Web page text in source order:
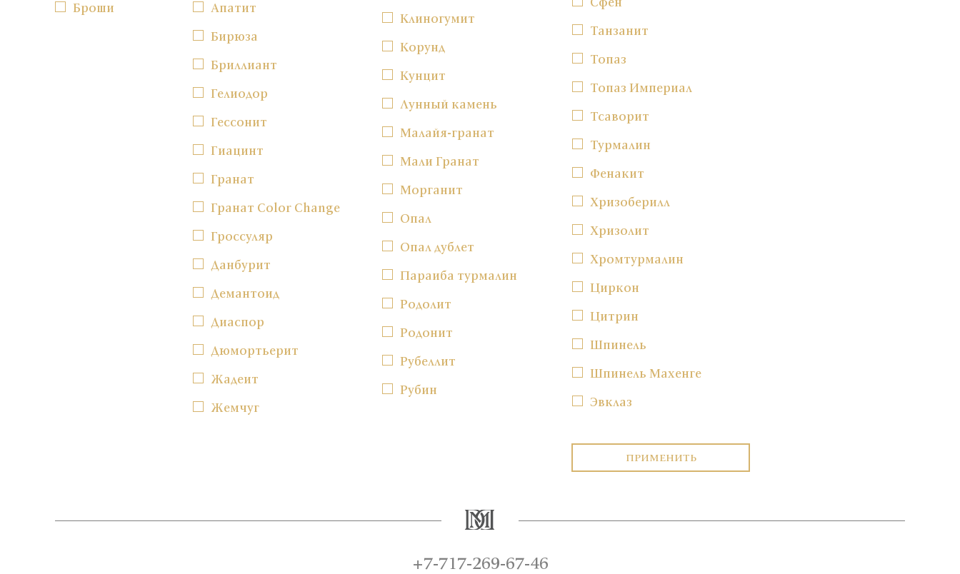
Броши
Апатит
Бирюза
Бриллиант
Гелиодор
Гессонит
Гиацинт
Гранат
Гранат Color Change
Гроссуляр
Данбурит
Демантоид
Диаспор
Дюмортьерит
Жадеит
Жемчуг
Клиногумит
Корунд
Кунцит
Лунный камень
Малайя-гранат
Мали Гранат
Морганит
Опал
Опал дублет
Параиба турмалин
Родолит
Родонит
Рубеллит
Рубин
Танзанит
Топаз
Топаз Империал
Тсаворит
Турмалин
Фенакит
Хризоберилл
Хризолит
Хромтурмалин
Циркон
Цитрин
Шпинель
Шпинель Махенге
Эвклаз
ПРИМЕНИТЬ
+7-717-269-67-46